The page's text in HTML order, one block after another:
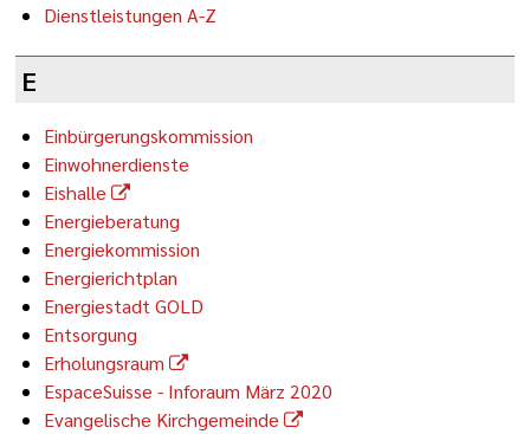
Dienstleistungen A-Z
E
Einbürgerungskommission
Einwohnerdienste
Eishalle
Energieberatung
Energiekommission
Energierichtplan
Energiestadt GOLD
Entsorgung
Erholungsraum
EspaceSuisse - Inforaum März 2020
Evangelische Kirchgemeinde